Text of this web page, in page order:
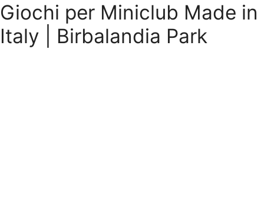
Giochi per Miniclub Made in
Italy | Birbalandia Park